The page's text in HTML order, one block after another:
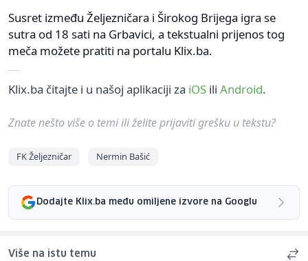
Susret između Željezničara i Širokog Brijega igra se
sutra od 18 sati na Grbavici, a tekstualni prijenos tog
meča možete pratiti na portalu Klix.ba.
Klix.ba čitajte i u našoj aplikaciji za iOS ili Android.
Znate nešto više o temi ili želite prijaviti grešku u tekstu?
FK Željezničar Nermin Bašić
Dodajte Klix.ba među omiljene izvore na Googlu
Više na istu temu